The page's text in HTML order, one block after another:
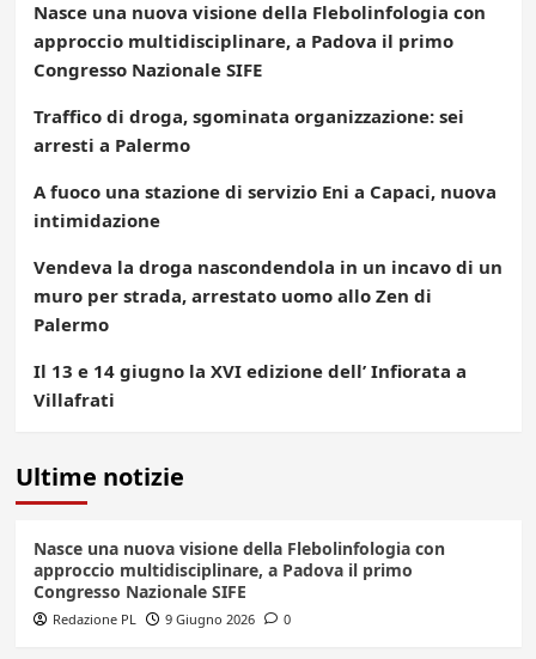
Nasce una nuova visione della Flebolinfologia con
approccio multidisciplinare, a Padova il primo
Congresso Nazionale SIFE
Traffico di droga, sgominata organizzazione: sei
arresti a Palermo
A fuoco una stazione di servizio Eni a Capaci, nuova
intimidazione
Vendeva la droga nascondendola in un incavo di un
muro per strada, arrestato uomo allo Zen di
Palermo
Il 13 e 14 giugno la XVI edizione dell’ Infiorata a
Villafrati
Ultime notizie
Nasce una nuova visione della Flebolinfologia con
approccio multidisciplinare, a Padova il primo
Congresso Nazionale SIFE
Redazione PL 9 Giugno 2026 0